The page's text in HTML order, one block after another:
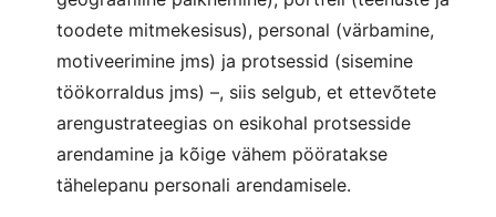
toodete mitmekesisus), personal (värbamine,
motiveerimine jms) ja protsessid (sisemine
töökorraldus jms) –, siis selgub, et ettevõtete
arengustrateegias on esikohal protsesside
arendamine ja kõige vähem pööratakse
tähelepanu personali arendamisele.